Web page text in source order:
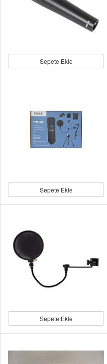
Sepete Ekle
Sepete Ekle
Sepete Ekle